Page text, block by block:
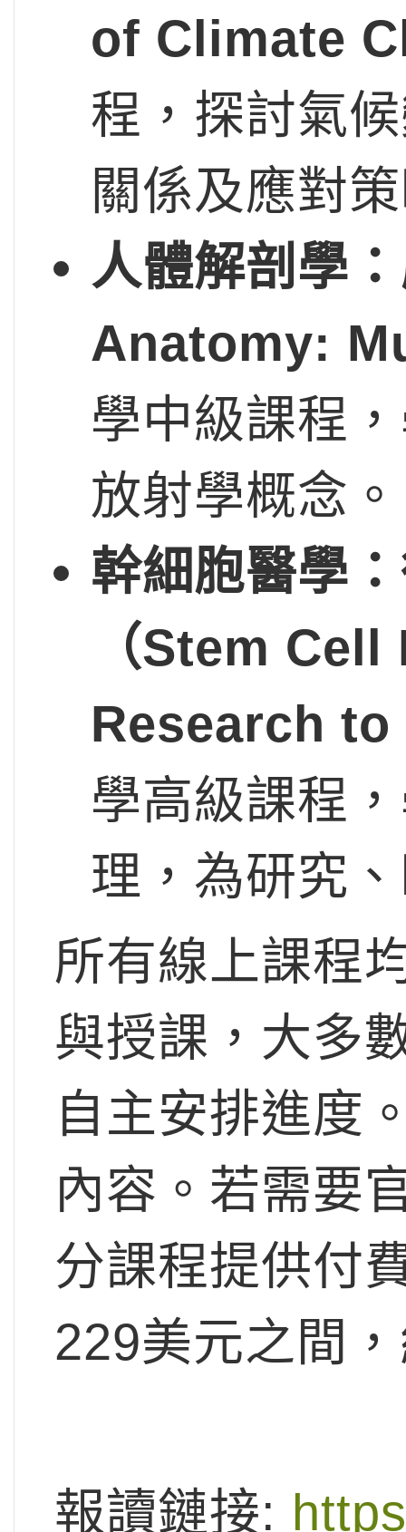
of Climate
程，探討氣
關係及應對
人體解剖學
Anatomy:
學中級課程
放射學概念。
幹細胞醫學
（Stem
Research
學高級課程
理，為研究
所有線上課程
與授課，大多
自主安排進度
內容。若需要
分課程提供付
229美元之間
報讀鏈接: